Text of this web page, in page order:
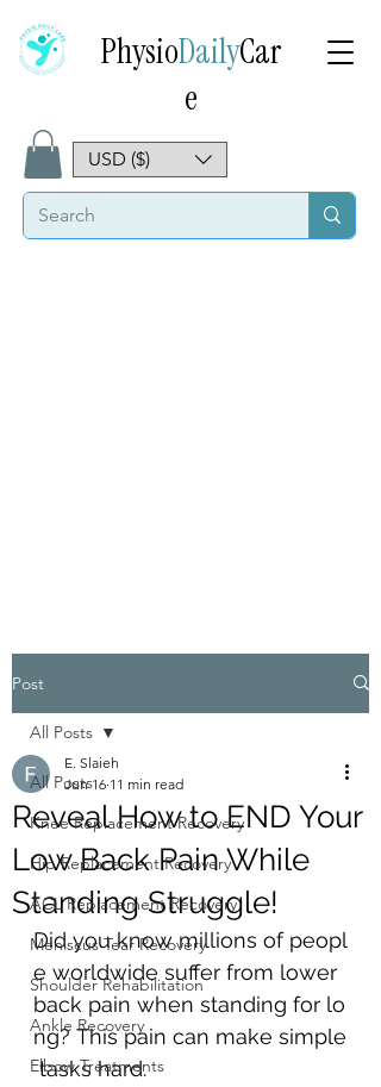
PhysioDailyCar
e
USD ($)
Post
All Posts
Knee Replacement Recovery
Hip Replacement Recovery
ACL Replacement Recovery
Meniscus Tear Recovery
Shoulder Rehabilitation
Ankle Recovery
Elbow Treatments
All Posts
Reveal How to END Your
Low Back Pain While
Standing Struggle!
E. Slaieh
Jun 16 11 min read
Did you know millions of peopl
e worldwide suffer from lower
back pain when standing for lo
ng? This pain can make simple
tasks hard.